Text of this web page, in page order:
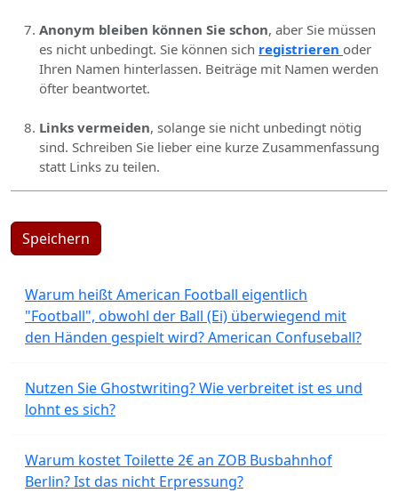
Anonym bleiben können Sie schon, aber Sie müssen
es nicht unbedingt. Sie können sich registrieren oder
Ihren Namen hinterlassen. Beiträge mit Namen werden
öfter beantwortet.
Links vermeiden, solange sie nicht unbedingt nötig
sind. Schreiben Sie lieber eine kurze Zusammenfassung
statt Links zu teilen.
Speichern
Warum heißt American Football eigentlich
"Football", obwohl der Ball (Ei) überwiegend mit
den Händen gespielt wird? American Confuseball?
Nutzen Sie Ghostwriting? Wie verbreitet ist es und
lohnt es sich?
Warum kostet Toilette 2€ an ZOB Busbahnhof
Berlin? Ist das nicht Erpressung?